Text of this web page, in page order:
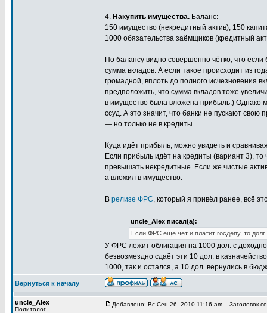
4. Накупить имущества. Баланс:
150 имущество (некредитный актив), 150
1000 обязательства заёмщиков (кредитный
По балансу видно совершенно чётко, что
сумма вкладов. А если такое происходит из
громадной, вплоть до полного исчезновения
предположить, что сумма вкладов тоже
в имущество была вложена прибыль.) Однако
ссуд. А это значит, что банки не пускают
— но только не в кредиты.
Куда идёт прибыль, можно увидеть и
Если прибыль идёт на кредиты (вариант 3),
превышать некредитные. Если же чистые
а вложил в имущество.
В релизе ФРС, который я привёл ранее, всё
uncle_Alex писал(а):
Если ФРС еще чет и платит госдепу, то
У ФРС лежит облигация на 1000 дол. с
безвозмездно сдаёт эти 10 дол. в
1000, так и остался, а 10 дол. вернулись в
Вернуться к началу
uncle_Alex
Политолог
Добавлено: Вс Сен 26, 2010 11:16 am Заголовок